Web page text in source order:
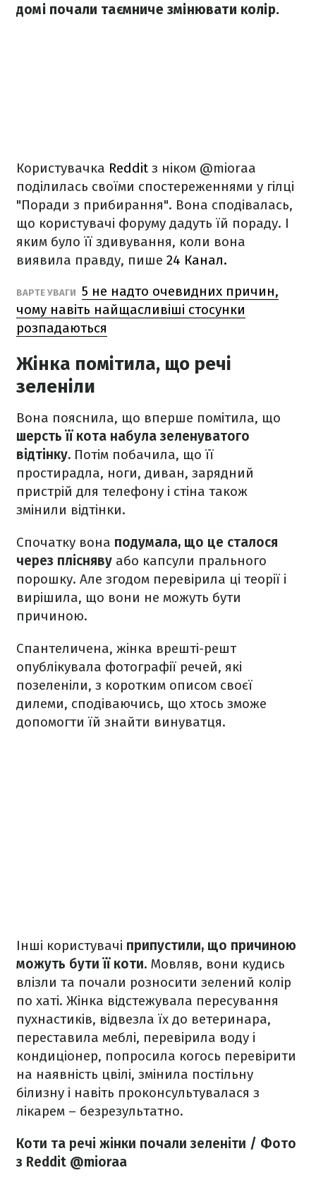
домі почали таємниче змінювати колір.
Користувачка Reddit з ніком @mioraa
поділилась своїми спостереженнями у гілці
"Поради з прибирання". Вона сподівалась,
що користувачі форуму дадуть їй пораду. І
яким було її здивування, коли вона
виявила правду, пише 24 Канал.
ВАРТЕ УВАГИ 5 не надто очевидних причин,
чому навіть найщасливіші стосунки
розпадаються
Жінка помітила, що речі
зеленіли
Вона пояснила, що вперше помітила, що
шерсть її кота набула зеленуватого
відтінку. Потім побачила, що її
простирадла, ноги, диван, зарядний
пристрій для телефону і стіна також
змінили відтінки.
Спочатку вона подумала, що це сталося
через плісняву або капсули прального
порошку. Але згодом перевірила ці теорії і
вирішила, що вони не можуть бути
причиною.
Спантеличена, жінка врешті-решт
опублікувала фотографії речей, які
позеленіли, з коротким описом своєї
дилеми, сподіваючись, що хтось зможе
допомогти їй знайти винуватця.
Інші користувачі припустили, що причиною
можуть бути її коти. Мовляв, вони кудись
влізли та почали розносити зелений колір
по хаті. Жінка відстежувала пересування
пухнастиків, відвезла їх до ветеринара,
переставила меблі, перевірила воду і
кондиціонер, попросила когось перевірити
на наявність цвілі, змінила постільну
білизну і навіть проконсультувалася з
лікарем – безрезультатно.
Коти та речі жінки почали зеленіти / Фото
з Reddit @mioraa